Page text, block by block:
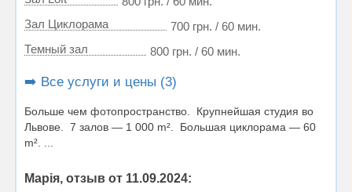
Зал Циклорама
700 грн. / 60 мин.
Темный зал
800 грн. / 60 мин.
➡️ Все услуги и цены (3)
Больше чем фотопространство. Крупнейшая студия во
Львове. 7 залов — 1 000 m². Большая циклорама — 60
m². ...
Марія, отзыв от 11.09.2024: